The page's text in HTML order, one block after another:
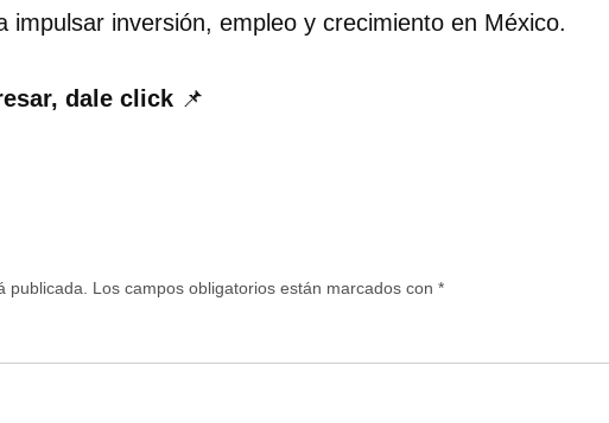
impulsar inversión, empleo y crecimiento en México.
dale click 📌
publicada. Los campos obligatorios están marcados con *